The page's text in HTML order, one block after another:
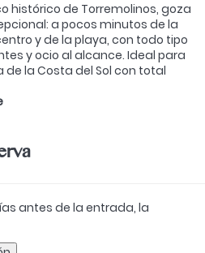
histórico de Torremolinos, goza
a pocos minutos de la
y de la playa, con todo tipo
y ocio al alcance. Ideal para
la Costa del Sol con total
antes de la entrada, la